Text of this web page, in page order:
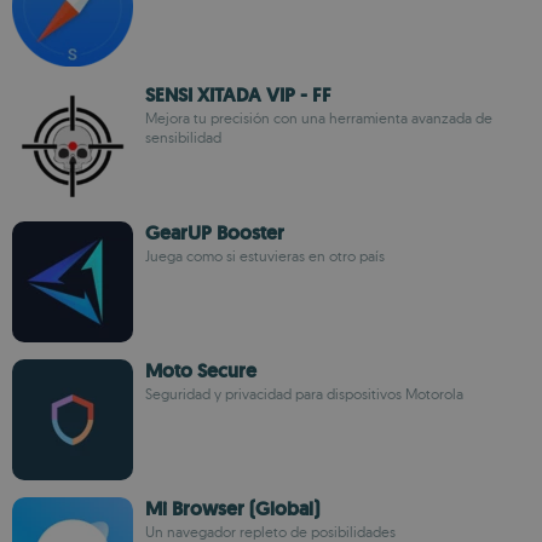
SENSI XITADA VIP - FF
Mejora tu precisión con una herramienta avanzada de
sensibilidad
GearUP Booster
Juega como si estuvieras en otro país
Moto Secure
Seguridad y privacidad para dispositivos Motorola
Mi Browser (Global)
Un navegador repleto de posibilidades